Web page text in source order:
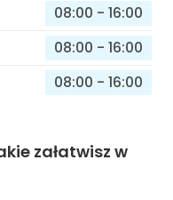
08:00 - 16:00
08:00 - 16:00
08:00 - 16:00
załatwisz w